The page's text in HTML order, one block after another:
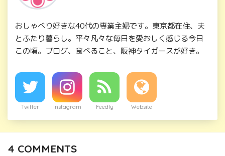
おしゃべり好きな40代の専業主婦です。東京都在住、夫
とふたり暮らし。平々凡々な毎日を愛おしく感じる今日
この頃。ブログ、食べること、阪神タイガースが好き。
Twitter Instagram Feedly Website
4 COMMENTS